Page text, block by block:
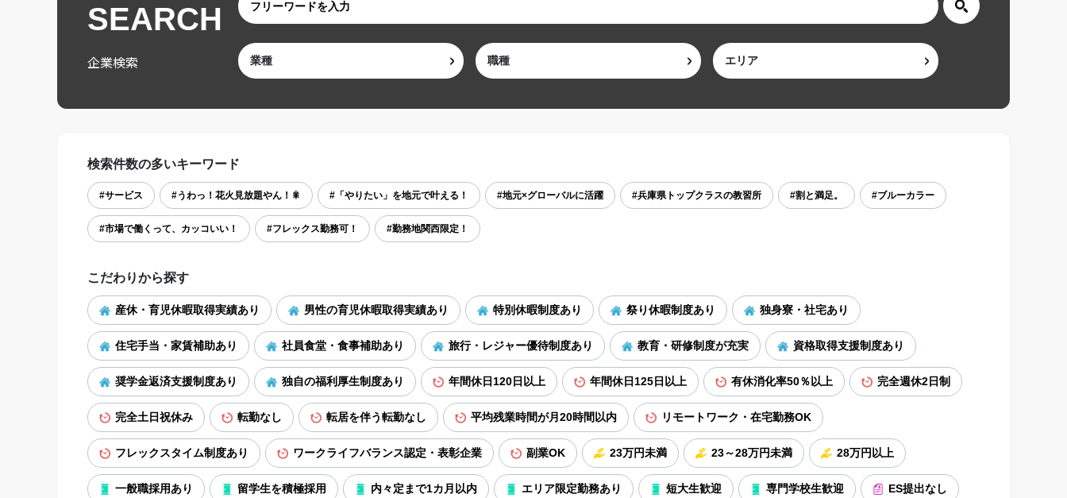
SEARCH
企業検索
検索件数の多いキーワード
#サービス #うわっ！花火見放題やん！🎇 #「やりたい」を地元で叶える！ #地元×グローバルに活躍 #兵庫県トップクラスの教習所 #割と満足。 #ブルーカラー
#市場で働くって、カッコいい！ #フレックス勤務可！ #勤務地関西限定！
こだわりから探す
産休・育児休暇取得実績あり 男性の育児休暇取得実績あり 特別休暇制度あり 祭り休暇制度あり 独身寮・社宅あり
住宅手当・家賃補助あり 社員食堂・食事補助あり 旅行・レジャー優待制度あり 教育・研修制度が充実 資格取得支援制度あり
奨学金返済支援制度あり 独自の福利厚生制度あり 年間休日120日以上 年間休日125日以上 有休消化率50％以上 完全週休2日制
完全土日祝休み 転勤なし 転居を伴う転勤なし 平均残業時間が月20時間以内 リモートワーク・在宅勤務OK
フレックスタイム制度あり ワークライフバランス認定・表彰企業 副業OK 23万円未満 23～28万円未満 28万円以上
一般職採用あり 留学生を積極採用 内々定まで1カ月以内 エリア限定勤務あり 短大生歓迎 専門学校生歓迎 ES提出なし